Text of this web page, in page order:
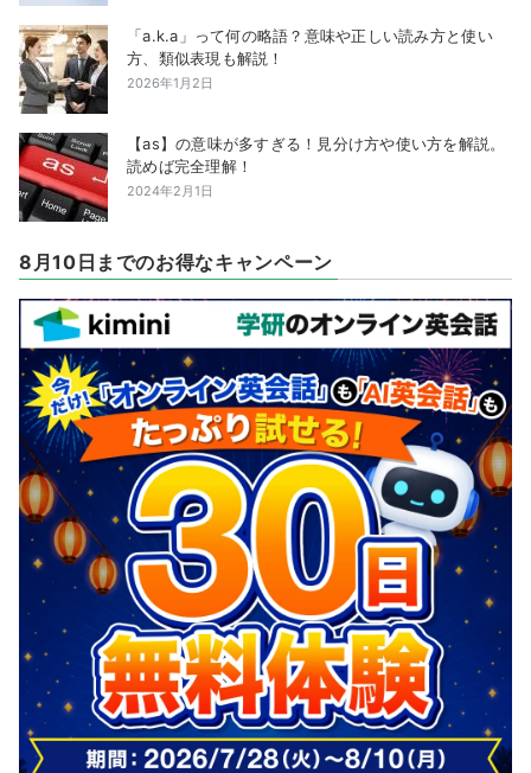
「a.k.a」って何の略語？意味や正しい読み方と使い
方、類似表現も解説！
2026年1月2日
【as】の意味が多すぎる！見分け方や使い方を解説。
読めば完全理解！
2024年2月1日
8月10日までのお得なキャンペーン